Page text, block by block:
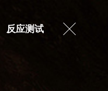
反应测试